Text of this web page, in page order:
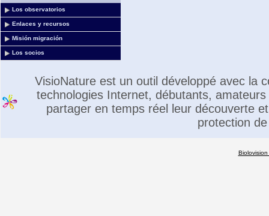
Los observatorios
Enlaces y recursos
Misión migración
Los socios
VisioNature est un outil développé avec la
technologies Internet, débutants,
partager en temps réel leur découverte
protection
Biolovision